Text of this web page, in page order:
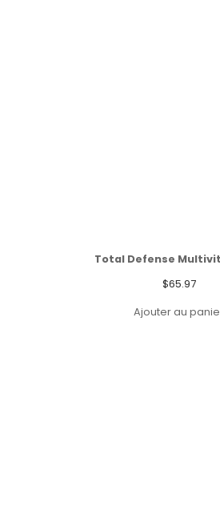
Total Defense
$65.97
Ajouter au